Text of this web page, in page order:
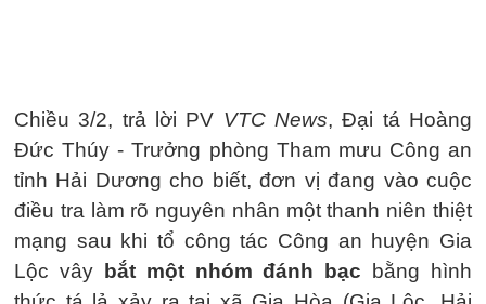
Chiều 3/2, trả lời PV VTC News, Đại tá Hoàng
Đức Thúy - Trưởng phòng Tham mưu Công an
tỉnh Hải Dương cho biết, đơn vị đang vào cuộc
điều tra làm rõ nguyên nhân một thanh niên thiệt
mạng sau khi tổ công tác Công an huyện Gia
Lộc vây
bắt một nhóm đánh bạc bằng hình